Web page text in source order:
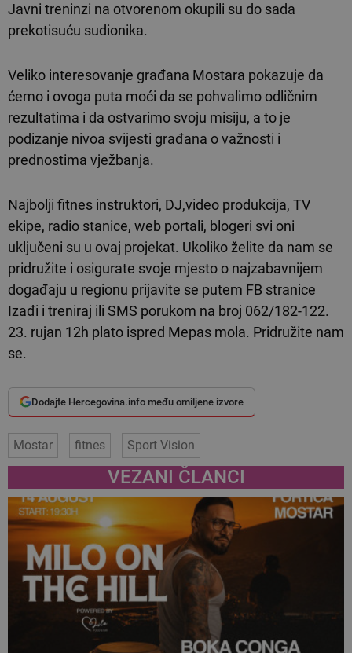
Javni treninzi na otvorenom okupili su do sada
prekotisuću sudionika.
Veliko interesovanje građana Mostara pokazuje da
ćemo i ovoga puta moći da se pohvalimo odličnim
rezultatima i da ostvarimo svoju misiju, a to je
podizanje nivoa svijesti građana o važnosti i
prednostima vježbanja.
Najbolji fitnes instruktori, DJ,video produkcija, TV
ekipe, radio stanice, web portali, blogeri svi oni
uključeni su u ovaj projekat. Ukoliko želite da nam se
pridružite i osigurate svoje mjesto o najzabavnijem
događaju u regionu prijavite se putem FB stranice
Izađi i treniraj ili SMS porukom na broj 062/182-122.
23. rujan 12h plato ispred Mepas mola. Pridružite nam
se.
Dodajte Hercegovina.info među omiljene izvore
Mostar fitnes Sport Vision
VEZANI ČLANCI